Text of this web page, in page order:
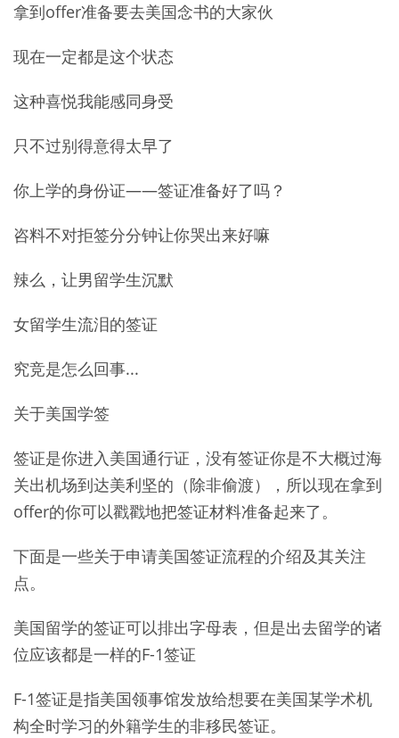
拿到offer准备要去美国念书的大家伙
现在一定都是这个状态
这种喜悦我能感同身受
只不过别得意得太早了
你上学的身份证——签证准备好了吗？
咨料不对拒签分分钟让你哭出来好嘛
辣么，让男留学生沉默
女留学生流泪的签证
究竞是怎么回事...
关于美国学签
签证是你进入美国通行证，没有签证你是不大概过海
关出机场到达美利坚的（除非偷渡），所以现在拿到
offer的你可以戳戳地把签证材料准备起来了。
下面是一些关于申请美国签证流程的介绍及其关注
点。
美国留学的签证可以排出字母表，但是出去留学的诸
位应该都是一样的F-1签证
F-1签证是指美国领事馆发放给想要在美国某学术机
构全时学习的外籍学生的非移民签证。